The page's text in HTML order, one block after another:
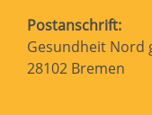
Postanschrift:
Gesundheit Nord
28102 Bremen